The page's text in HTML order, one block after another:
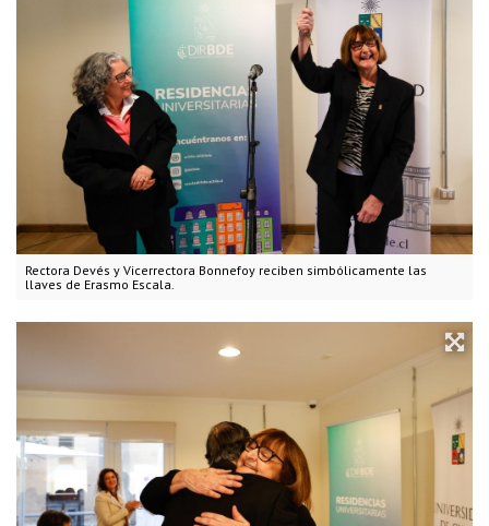
Rectora Devés y Vicerrectora Bonnefoy reciben simbólicamente las
llaves de Erasmo Escala.